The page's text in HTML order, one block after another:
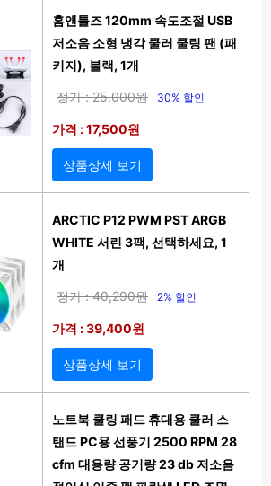
홈앤툴즈 120mm 속도조절 USB
저소음 소형 냉각 쿨러 쿨링 팬 (패
키지), 블랙, 1개
정가 : 25,000원 30% 할인
가격 : 17,500원
상품상세 보기
ARCTIC P12 PWM PST ARGB
WHITE 서린 3팩, 선택하세요, 1
개
정가 : 40,290원 2% 할인
가격 : 39,400원
상품상세 보기
노트북 쿨링 패드 휴대용 쿨러 스
탠드 PC용 선풍기 2500 RPM 28
cfm 대용량 공기량 23 db 저소음